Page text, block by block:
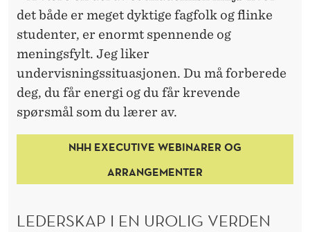
det både er meget dyktige fagfolk og flinke
studenter, er enormt spennende og
meningsfylt. Jeg liker
undervisningssituasjonen. Du må forberede
deg, du får energi og du får krevende
spørsmål som du lærer av.
NHH EXECUTIVE WEBINARER OG
ARRANGEMENTER
LEDERSKAP I EN UROLIG VERDEN